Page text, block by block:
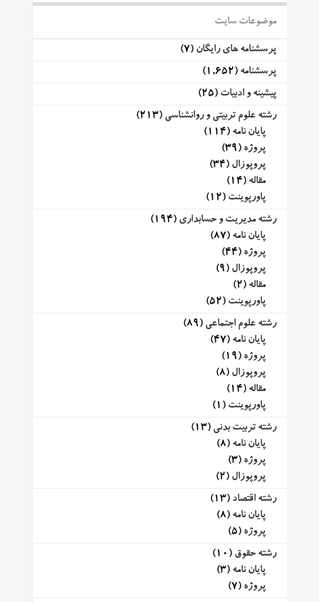
موضوعات سایت
پرسشنامه های رایگان (7)
پرسشنامه (1,652)
پیشینه و ادبیات (25)
رشته علوم تربیتی و روانشناسی (213)
پایان نامه (114)
پروژه (39)
پروپوزال (34)
مقاله (14)
پاورپوینت (12)
رشته مدیریت و حسابداری (194)
پایان نامه (87)
پروژه (44)
پروپوزال (9)
مقاله (2)
پاورپوینت (52)
رشته علوم اجتماعی (89)
پایان نامه (47)
پروژه (19)
پروپوزال (8)
مقاله (14)
پاورپوینت (1)
رشته تربیت بدنی (13)
پایان نامه (8)
پروژه (3)
پروپوزال (2)
رشته اقتصاد (13)
پایان نامه (8)
پروژه (5)
رشته حقوق (10)
پایان نامه (3)
پروژه (7)